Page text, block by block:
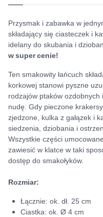
Przysmak i zabawka w
składający się ciasteczek i
idelany do skubania i
w super cenie!
Ten smakowity łańcuch
korkowej stanowi pyszne
rodzajów ptaków
nudę. Gdy pieczone
zjedzone, kulka z gałązek i
siedzenia, dziobania i
Wszystkie części
zawiesić w klatce w taki
dostęp do smakołyków.
Rozmiar:
Łącznie: ok. dł. 25 cm
Ciastka: ok. Ø 4 cm